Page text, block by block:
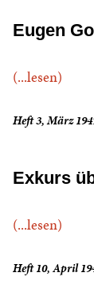
Eugen
(...lesen)
Heft 3, März
Exkurs
(...lesen)
Heft 10, April